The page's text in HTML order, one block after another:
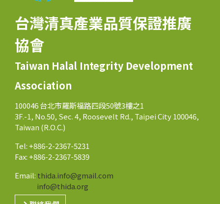
台灣清真產業品質保證推廣
協會
Taiwan Halal Integrity Development
Association
100046 台北市羅斯福路四段50號3樓之1
3F.-1, No.50, Sec. 4, Roosevelt Rd., Taipei City 100046,
Taiwan (R.O.C.)
Tel: +886-2-2367-5231
Fax: +886-2-2367-5839
Email: thida.info@gmail.com
info@thida.org